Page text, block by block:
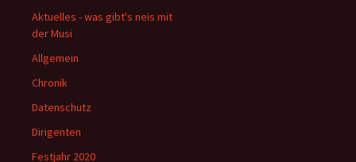
Aktuelles - was gibt's neis mit
der Musi
Allgemein
Chronik
Datenschutz
Dirigenten
Festjahr 2020